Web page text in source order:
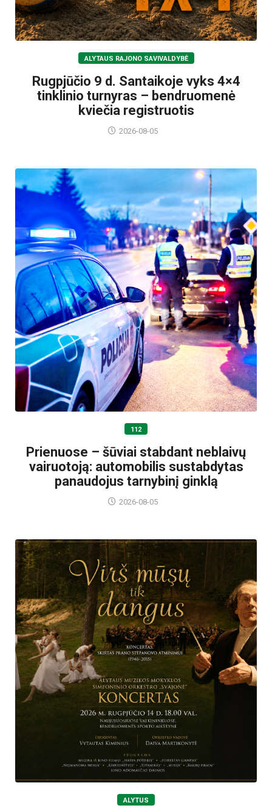
ALYTAUS RAJONO SAVIVALDYBĖ
Rugpjūčio 9 d. Santaikoje vyks 4×4
tinklinio turnyras – bendruomenė
kviečia registruotis
2026-08-05
112
Prienuose – šūviai stabdant neblaivų
vairuotoją: automobilis sustabdytas
panaudojus tarnybinį ginklą
2026-08-05
ALYTUS